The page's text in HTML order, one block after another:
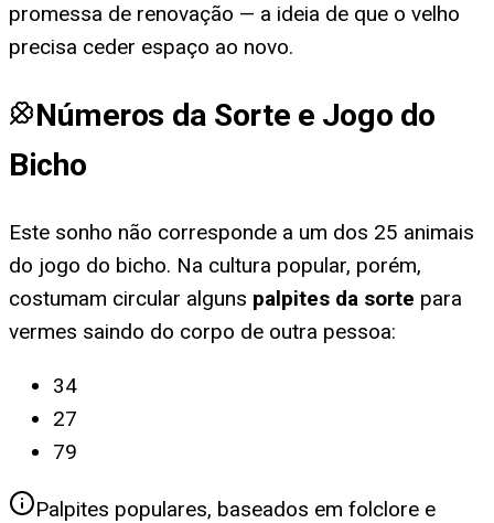
promessa de renovação — a ideia de que o velho
precisa ceder espaço ao novo.
Números da Sorte e Jogo do
Bicho
Este sonho não corresponde a um dos 25 animais
do jogo do bicho. Na cultura popular, porém,
costumam circular alguns palpites da sorte para
vermes saindo do corpo de outra pessoa:
34
27
79
Palpites populares, baseados em folclore e